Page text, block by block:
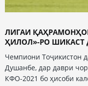
ЛИГАИ
ҲИЛОЛ»-РО ШИКАСТ
Чемпиони Тоҷикистон
Душанбе, дар даври
КФО-2021 бо ҳисоби